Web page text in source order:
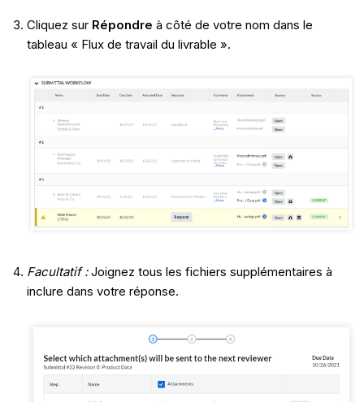
Cliquez sur Répondre à côté de votre nom dans le
tableau « Flux de travail du livrable ».
Facultatif :Joignez tous les fichiers supplémentaires à
inclure dans votre réponse.